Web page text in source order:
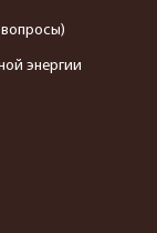
вопросы)
энергии